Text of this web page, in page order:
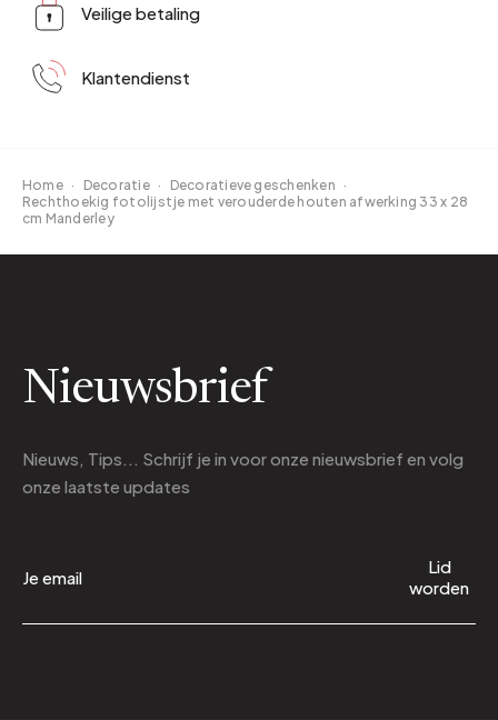
Veilige betaling
Klantendienst
Home · Decoratie · Decoratieve geschenken ·
Rechthoekig fotolijstje met verouderde houten afwerking 33 x 28
cm Manderley
Nieuwsbrief
Nieuws, Tips... Schrijf je in voor onze nieuwsbrief en volg
onze laatste updates
Lid
worden